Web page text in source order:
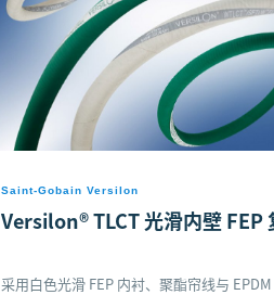
Saint-Gobain Versilon
Versilon® TLCT 光滑内壁 FEP
采用白色光滑 FEP 内衬、聚酯帘线与